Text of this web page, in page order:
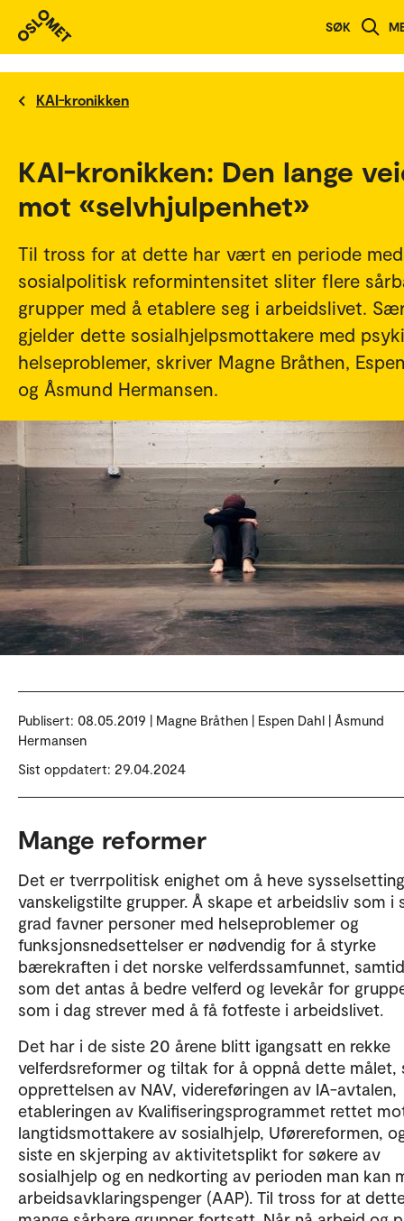
SØK
KAI-kronikken
KAI-kronikken: Den lange
mot «selvhjulpenhet»
Til tross for at dette har vært en periode
sosialpolitisk reformintensitet sliter flere
grupper med å etablere seg i arbeidslivet.
gjelder dette sosialhjelpsmottakere med
helseproblemer, skriver Magne Bråthen,
og Åsmund Hermansen.
Publisert: 08.05.2019 | Magne Bråthen | Espen Dahl | Åsmund
Hermansen
Sist oppdatert: 29.04.2024
Mange reformer
Det er tverrpolitisk enighet om å heve
vanskeligstilte grupper. Å skape et arbeidsliv som i
grad favner personer med helseproblemer og
funksjonsnedsettelser er nødvendig for å styrke
bærekraften i det norske velferdssamfunnet,
som det antas å bedre velferd og levekår for
som i dag strever med å få fotfeste i arbeidslivet.
Det har i de siste 20 årene blitt igangsatt en rekke
velferdsreformer og tiltak for å oppnå dette målet,
opprettelsen av NAV, videreføringen av IA-avtalen,
etableringen av Kvalifiseringsprogrammet rettet
langtidsmottakere av sosialhjelp, Uførereformen,
siste en skjerping av aktivitetsplikt for søkere av
sosialhjelp og en nedkorting av perioden man kan
arbeidsavklaringspenger (AAP). Til tross for at